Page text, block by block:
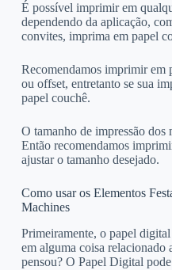
É possível imprimir em
dependendo da aplicação,
convites, imprima em papel
Recomendamos imprimir em
ou offset, entretanto se sua
papel couchê.
O tamanho de impressão dos
Então recomendamos
ajustar o tamanho desejado.
Como usar os Elementos
Machines
Primeiramente, o papel
em alguma coisa
pensou? O Papel Digital